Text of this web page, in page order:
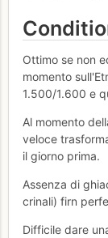
Ottimo se non
momento
1.500/1.600 e
Al momento
veloce
il giorno prima.
Assenza di
crinali) firn
Difficile dare